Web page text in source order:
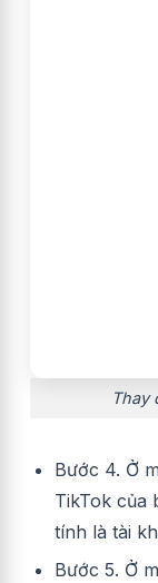
Thay
Bước 4. Ở
TikTok của
tính là tài
Bước 5. Ở